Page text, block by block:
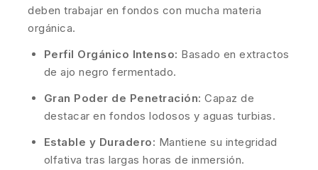
deben trabajar en fondos con mucha materia
orgánica.
Perfil Orgánico Intenso: Basado en extractos
de ajo negro fermentado.
Gran Poder de Penetración: Capaz de
destacar en fondos lodosos y aguas turbias.
Estable y Duradero: Mantiene su integridad
olfativa tras largas horas de inmersión.